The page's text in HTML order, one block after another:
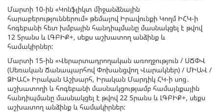
Մարտի 10-ին «Կոնֆլիկտ միջանձնային
հարաբերություններում» թեմայով Իրավունքի Կողմ ԻՀԿ-ի
հոգեբանի հետ խմբային հանդիպմանը մասնակցել է թվով
12 Տրանս և ԼԳԲԻՔ+, սեքս աշխատող անձինք և
համակիրներ:
Մարտի 15-ին «Վերարտադրողական առողջություն / ՍՃՓՎ
(Սեռական Ճանապարհով Փոխանցվող Վարակներ) / ՄԻԱՎ /
ՁԻԱՀ» Իրական Աշխարհ, Իրական Մարդիկ ՀԿ-ի սոց․
աշխատողի և հոգեբանի մասնակցությամբ համայնքային
հանդիպմանը մասնակցել է թվով 22 Տրանս և ԼԳԲԻՔ+, սեքս
աշխատող անձինք և համակիրներ: